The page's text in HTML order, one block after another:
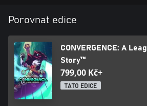
Porovnat edice
CONVERGENCE: A
Story™
799,00 Kč+
TATO EDICE